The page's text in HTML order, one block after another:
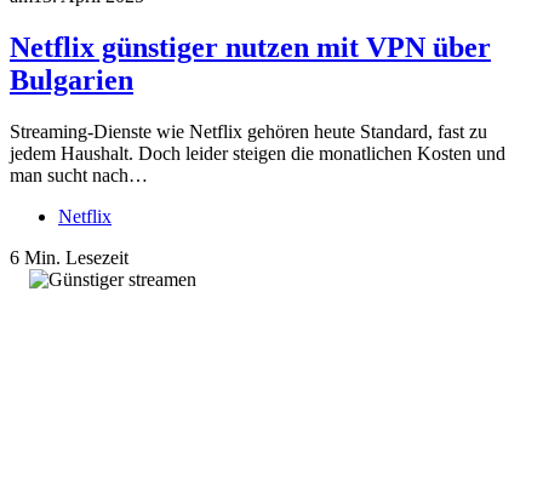
Netflix günstiger nutzen mit VPN über
Bulgarien
Streaming-Dienste wie Netflix gehören heute Standard, fast zu
jedem Haushalt. Doch leider steigen die monatlichen Kosten und
man sucht nach…
Netflix
6 Min. Lesezeit